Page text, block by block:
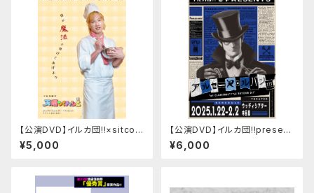
【公演DVD】イルカ団!!×sitcom
Lab×✕collaboLab 真夏のシ
ットコム祭り「天爛のパティシエ」
¥5,000
【公演DVD】イルカ団!!present
s「アルセーヌ・ルパン!!!」『et CL
ARISSE!!』&『le RETOUR D!!』
¥6,000